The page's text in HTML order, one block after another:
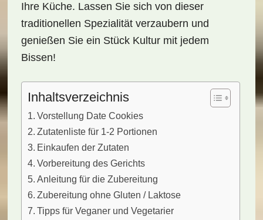
Ihre Küche. Lassen Sie sich von dieser
traditionellen Spezialität verzaubern und
genießen Sie ein Stück Kultur mit jedem
Bissen!
Inhaltsverzeichnis
Vorstellung Date Cookies
Zutatenliste für 1-2 Portionen
Einkaufen der Zutaten
Vorbereitung des Gerichts
Anleitung für die Zubereitung
Zubereitung ohne Gluten / Laktose
Tipps für Veganer und Vegetarier